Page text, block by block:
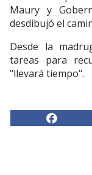
Maury y
desdibujó el
Desde la
tareas para
"llevará tiempo".